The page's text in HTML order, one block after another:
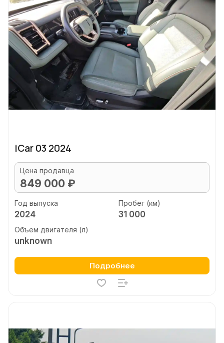
iCar 03 2024
Цена продавца
849 000 ₽
Год выпуска
2024
Пробег (км)
31 000
Объем двигателя (л)
unknown
Подробнее